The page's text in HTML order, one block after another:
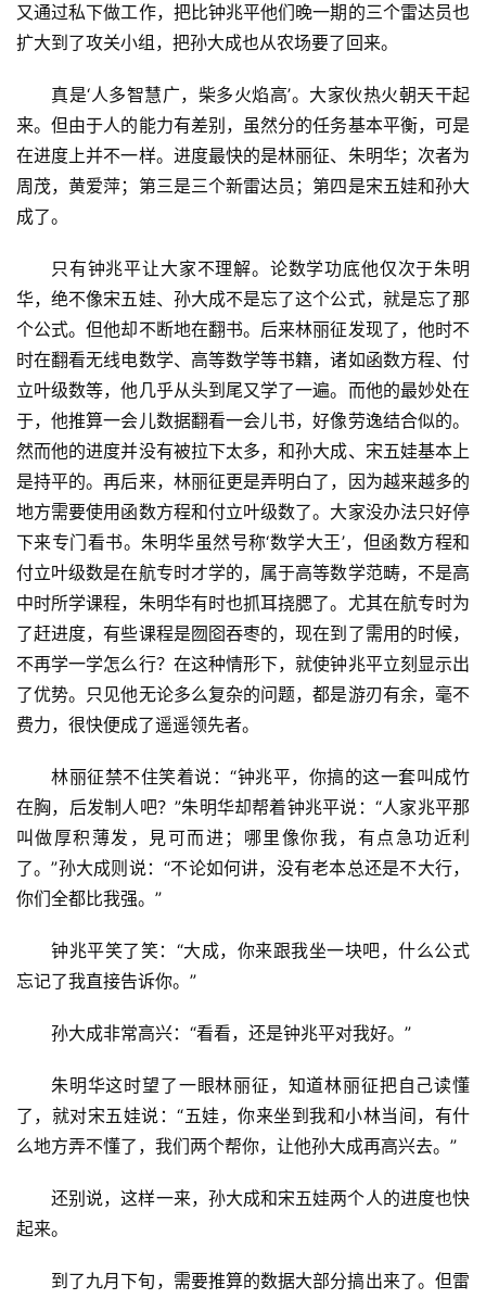
又通过私下做工作，把比钟兆平他们晚一期的三个雷达员也
扩大到了攻关小组，把孙大成也从农场要了回来。
真是‘人多智慧广，柴多火焰高’。大家伙热火朝天干起
来。但由于人的能力有差别，虽然分的任务基本平衡，可是
在进度上并不一样。进度最快的是林丽征、朱明华；次者为
周茂，黄爱萍；第三是三个新雷达员；第四是宋五娃和孙大
成了。
只有钟兆平让大家不理解。论数学功底他仅次于朱明
华，绝不像宋五娃、孙大成不是忘了这个公式，就是忘了那
个公式。但他却不断地在翻书。后来林丽征发现了，他时不
时在翻看无线电数学、高等数学等书籍，诸如函数方程、付
立叶级数等，他几乎从头到尾又学了一遍。而他的最妙处在
于，他推算一会儿数据翻看一会儿书，好像劳逸结合似的。
然而他的进度并没有被拉下太多，和孙大成、宋五娃基本上
是持平的。再后来，林丽征更是弄明白了，因为越来越多的
地方需要使用函数方程和付立叶级数了。大家没办法只好停
下来专门看书。朱明华虽然号称‘数学大王’，但函数方程和
付立叶级数是在航专时才学的，属于高等数学范畴，不是高
中时所学课程，朱明华有时也抓耳挠腮了。尤其在航专时为
了赶进度，有些课程是囫囵吞枣的，现在到了需用的时候，
不再学一学怎么行？在这种情形下，就使钟兆平立刻显示出
了优势。只见他无论多么复杂的问题，都是游刃有余，毫不
费力，很快便成了遥遥领先者。
林丽征禁不住笑着说：“钟兆平，你搞的这一套叫成竹
在胸，后发制人吧？”朱明华却帮着钟兆平说：“人家兆平那
叫做厚积薄发，見可而进；哪里像你我，有点急功近利
了。”孙大成则说：“不论如何讲，没有老本总还是不大行，
你们全都比我强。”
钟兆平笑了笑：“大成，你来跟我坐一块吧，什么公式
忘记了我直接告诉你。”
孙大成非常高兴：“看看，还是钟兆平对我好。”
朱明华这时望了一眼林丽征，知道林丽征把自己读懂
了，就对宋五娃说：“五娃，你来坐到我和小林当间，有什
么地方弄不懂了，我们两个帮你，让他孙大成再高兴去。”
还别说，这样一来，孙大成和宋五娃两个人的进度也快
起来。
到了九月下旬，需要推算的数据大部分搞出来了。但雷